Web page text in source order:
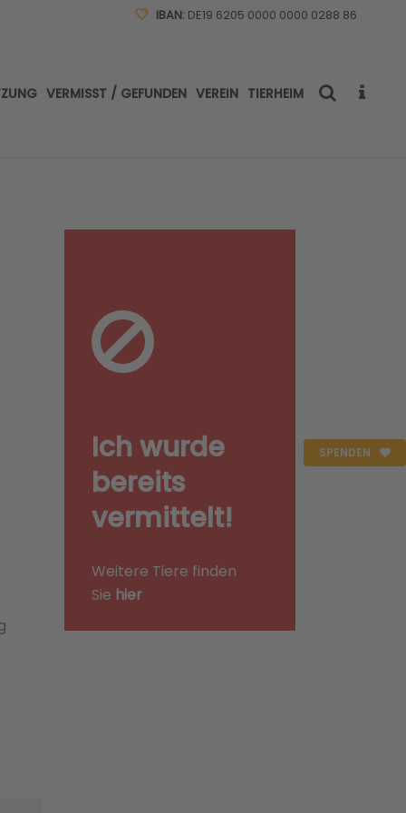
IBAN: DE19 6205 0000 0000 0288 86
VERMISST / GEFUNDEN VEREIN TIERHEIM
SPENDEN
Ich wurde
bereits
vermittelt!
Weitere Tiere finden
Sie hier